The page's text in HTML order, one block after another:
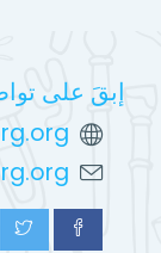
إبقَ على